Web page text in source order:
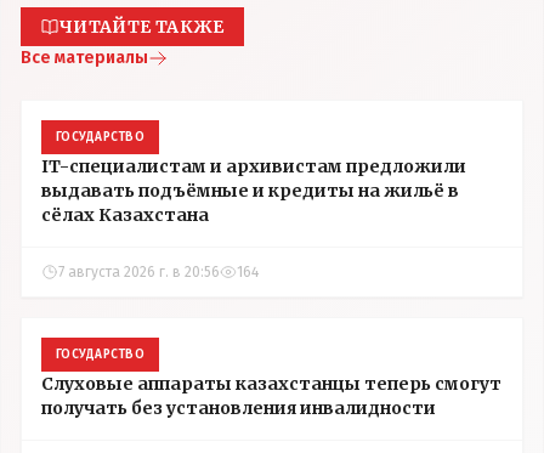
ЧИТАЙТЕ ТАКЖЕ
Все материалы
ГОСУДАРСТВО
IT-специалистам и архивистам предложили
выдавать подъёмные и кредиты на жильё в
сёлах Казахстана
7 августа 2026 г. в 20:56 164
ГОСУДАРСТВО
Слуховые аппараты казахстанцы теперь смогут
получать без установления инвалидности